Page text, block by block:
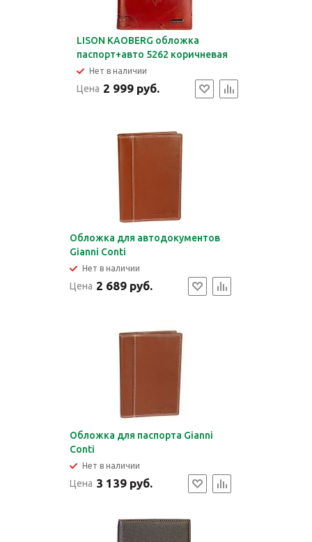
LISON KAOBERG обложка
паспорт+авто 5262 коричневая
Нет в наличии
Цена 2 999 руб.
Обложка для автодокументов
Gianni Conti
Нет в наличии
Цена 2 689 руб.
Обложка для паспорта Gianni
Conti
Нет в наличии
Цена 3 139 руб.